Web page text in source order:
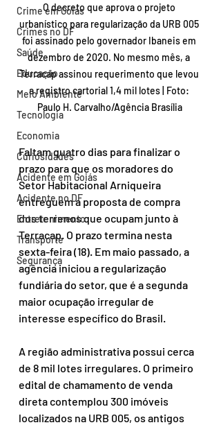
Crime em Goiás
Crimes no DF
Saúde
Educação
Meio Ambiente
Tecnologia
Economia
Curiosidades
Acidente em Goiás
Acidente no DF
Entretenimento
Transporte
Segurança
O decreto que aprova o projeto
urbanístico para regularização da URB 005
foi assinado pelo governador Ibaneis em
dezembro de 2020. No mesmo mês, a
Terracap assinou requerimento que levou
a registro cartorial 1,4 mil lotes | Foto:
Paulo H. Carvalho/Agência Brasília
Faltam quatro dias para finalizar o
prazo para que os moradores do
Setor Habitacional Arniqueira
entreguem a proposta de compra
dos terrenos que ocupam junto à
Terracap. O prazo termina nesta
sexta-feira (18). Em maio passado, a
agência iniciou a regularização
fundiária do setor, que é a segunda
maior ocupação irregular de
interesse específico do Brasil.
A região administrativa possui cerca
de 8 mil lotes irregulares. O primeiro
edital de chamamento de venda
direta contemplou 300 imóveis
localizados na URB 005, os antigos